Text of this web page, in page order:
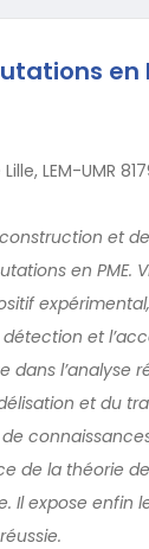
en
LEM-UMR
et
en
et
dans
et du
de la théorie
Il expose enfin